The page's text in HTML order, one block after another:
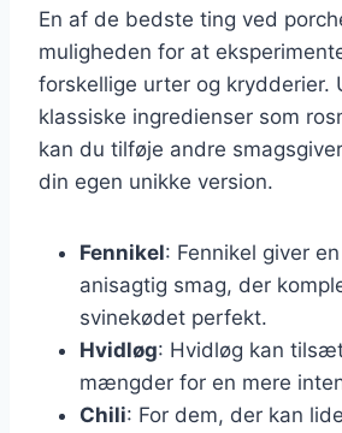
En af de bedste ting ved
muligheden for at
forskellige urter og krydderier.
klassiske ingredienser som
kan du tilføje andre
din egen unikke version.
Fennikel: Fennikel giver
anisagtig smag, der
svinekødet perfekt.
Hvidløg: Hvidløg kan
mængder for en mere
Chili: For dem, der kan